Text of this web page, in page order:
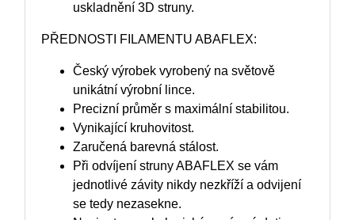
uskladnění 3D struny.
PŘEDNOSTI FILAMENTU ABAFLEX:
Český výrobek vyrobený na světově
unikátní výrobní lince.
Precizní průměr s maximální stabilitou.
Vynikající kruhovitost.
Zaručená barevná stálost.
Při odvíjení struny ABAFLEX se vám
jednotlivé závity nikdy nezkříží a odvijení
se tedy nezasekne.